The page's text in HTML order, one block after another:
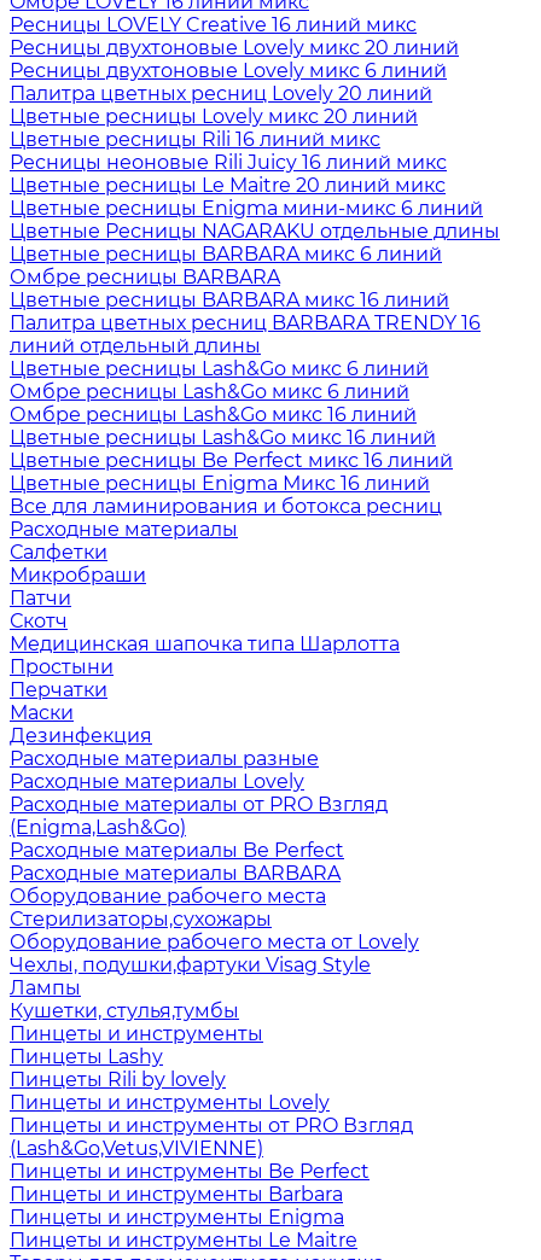
Ресницы LOVELY Creative 16 линий микс
Ресницы двухтоновые Lovely микс 20 линий
Ресницы двухтоновые Lovely микс 6 линий
Палитра цветных ресниц Lovely 20 линий
Цветные ресницы Lovely микс 20 линий
Цветные ресницы Rili 16 линий микс
Ресницы неоновые Rili Juicy 16 линий микс
Цветные ресницы Le Maitre 20 линий микс
Цветные ресницы Enigma мини-микс 6 линий
Цветные Ресницы NAGARAKU отдельные длины
Цветные ресницы BARBARA микс 6 линий
Омбре ресницы BARBARA
Цветные ресницы BARBARA микс 16 линий
Палитра цветных ресниц BARBARA TRENDY 16
линий отдельный длины
Цветные ресницы Lash&Go микс 6 линий
Омбре ресницы Lash&Go микс 6 линий
Омбре ресницы Lash&Go микс 16 линий
Цветные ресницы Lash&Go микс 16 линий
Цветные ресницы Be Perfect микс 16 линий
Цветные ресницы Enigma Микс 16 линий
Все для ламинирования и ботокса ресниц
Расходные материалы
Салфетки
Микробраши
Патчи
Скотч
Медицинская шапочка типа Шарлотта
Простыни
Перчатки
Маски
Дезинфекция
Расходные материалы разные
Расходные материалы Lovely
Расходные материалы от PRO Взгляд
(Enigma,Lash&Go)
Расходные материалы Be Perfect
Расходные материалы BARBARA
Оборудование рабочего места
Стерилизаторы,сухожары
Оборудование рабочего места от Lovely
Чехлы, подушки,фартуки Visag Style
Лампы
Кушетки, стулья,тумбы
Пинцеты и инструменты
Пинцеты Lashy
Пинцеты Rili by lovely
Пинцеты и инструменты Lovely
Пинцеты и инструменты от PRO Взгляд
(Lash&Go,Vetus,VIVIENNE)
Пинцеты и инструменты Be Perfect
Пинцеты и инструменты Barbara
Пинцеты и инструменты Enigma
Пинцеты и инструменты Le Maitre